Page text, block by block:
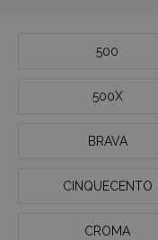
500
500X
BRAVA
CINQUECENTO
CROMA